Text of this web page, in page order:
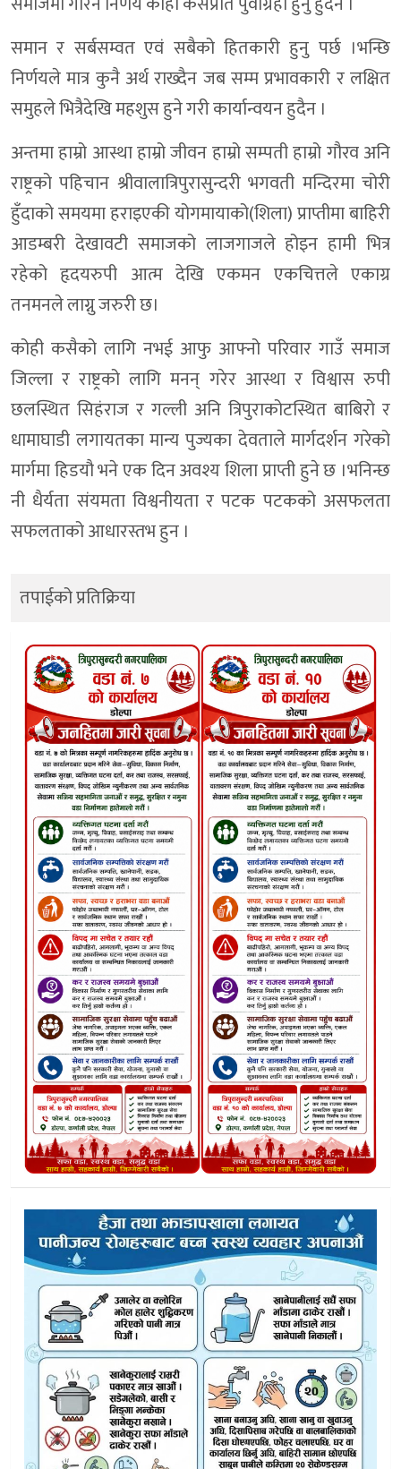
समान र सर्बसम्वत एवं सबैको हितकारी हुनु पर्छ ।भन्छि
निर्णयले मात्र कुनै अर्थ राख्दैन जब सम्म प्रभावकारी र लक्षित
समुहले भित्रैदेखि महशुस हुने गरी कार्यान्वयन हुदैन ।
अन्तमा हाम्रो आस्था हाम्रो जीवन हाम्रो सम्पती हाम्रो गौरव अनि
राष्ट्रको पहिचान श्रीवालात्रिपुरासुन्दरी भगवती मन्दिरमा चोरी
हुँदाको समयमा हराइएकी योगमायाको(शिला) प्राप्तीमा बाहिरी
आडम्बरी देखावटी समाजको लाजगाजले होइन हामी भित्र
रहेको हृदयरुपी आत्म देखि एकमन एकचित्तले एकाग्र
तनमनले लाग्नु जरुरी छ।
कोही कसैको लागि नभई आफु आफ्नो परिवार गाउँ समाज
जिल्ला र राष्ट्रको लागि मनन् गरेर आस्था र विश्वास रुपी
छलस्थित सिहंराज र गल्ली अनि त्रिपुराकोटस्थित बाबिरो र
धामाघाडी लगायतका मान्य पुज्यका देवताले मार्गदर्शन गरेको
मार्गमा हिडयौ भने एक दिन अवश्य शिला प्राप्ती हुने छ ।भनिन्छ
नी धैर्यता संयमता विश्वनीयता र पटक पटकको असफलता
सफलताको आधारस्तभ हुन ।
तपाईको प्रतिक्रिया